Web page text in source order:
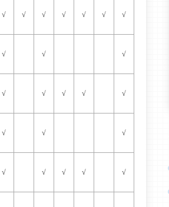
√ √ √ √ √ √ √
√ √ √
√ √ √ √ √
√ √ √
√ √ √ √ √